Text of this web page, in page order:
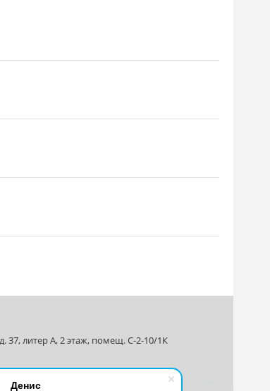
Денис
37, литер А, 2 этаж, помещ. С-2-10/1К